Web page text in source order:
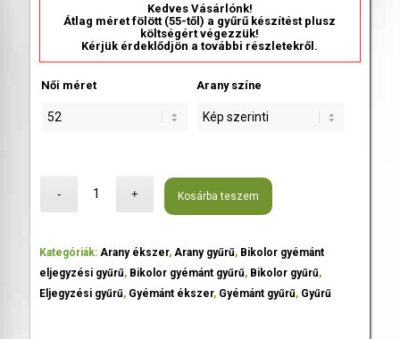
Kedves Vásárlónk!
Átlag méret fölött (55-től) a gyűrű készítést plusz
költségért végezzük!
Kérjük érdeklődjön a további részletekről.
Női méret Arany színe
Kosárba teszem
Kategóriák: Arany ékszer, Arany gyűrű, Bikolor gyémánt
eljegyzési gyűrű, Bikolor gyémánt gyűrű, Bikolor gyűrű,
Eljegyzési gyűrű, Gyémánt ékszer, Gyémánt gyűrű, Gyűrű